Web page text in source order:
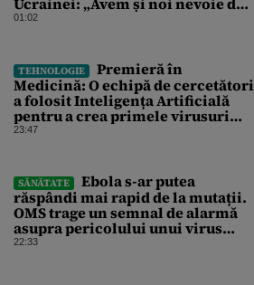
rachete”
01:02
TEHNOLOGIE
Premieră în
Medicină: O echipă de cercetători
a folosit Inteligența Artificială
pentru a crea primele virusuri
sintetice la tratarea de E.coli
23:47
SĂNĂTATE
Ebola s-ar putea
răspândi mai rapid de la mutații.
OMS trage un semnal de alarmă
asupra pericolului unui virus
pentru care nu există vaccin
22:33